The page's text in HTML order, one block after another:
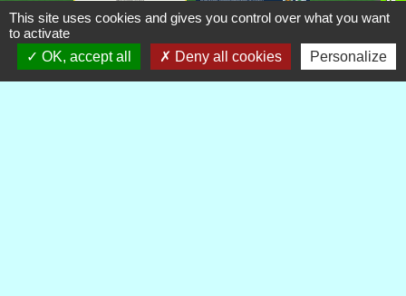
Contacts
This site uses cookies and gives you control over what you want
to activate
OK, accept all
Deny all cookies Personalize